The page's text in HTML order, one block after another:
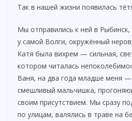
Так в нашей жизни появилась
Мы отправились к ней в Рыбинск,
у самой Волги, окружённый
Катя была вихрем — сильная,
котором читалась
Ваня, на два года младше меня
смешливый мальчишка,
своим присутствием. Мы сразу
по улицам, валялись в траве на